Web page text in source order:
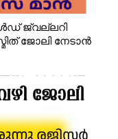
ജ്വല്ലറി
ജോലി നേടാൻ